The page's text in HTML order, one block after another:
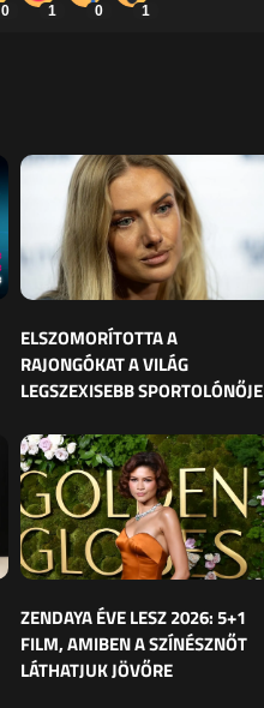
0 1 0 1
ELSZOMORÍTOTTA A
RAJONGÓKAT A VILÁG
LEGSZEXISEBB SPORTOLÓNŐJE
ZENDAYA ÉVE LESZ 2026: 5+1
FILM, AMIBEN A SZÍNÉSZNŐT
LÁTHATJUK JÖVŐRE